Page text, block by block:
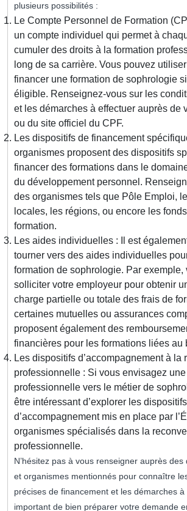
plusieurs possibilités :
Le Compte Personnel de Formation
un compte individuel qui permet à
cumuler des droits à la formation
long de sa carrière. Vous pouvez
financer une formation de sophrologie
éligible. Renseignez-vous sur les
et les démarches à effectuer auprès de
ou du site officiel du CPF.
Les dispositifs de financement
organismes proposent des dispositifs
financer des formations dans le
du développement personnel.
des organismes tels que Pôle Emploi,
locales, les régions, ou encore les
formation.
Les aides individuelles : Il est
tourner vers des aides individuelles
formation de sophrologie. Par exemple,
solliciter votre employeur pour obtenir
charge partielle ou totale des frais de
certaines mutuelles ou assurances
proposent également des
financières pour les formations liées au
Les dispositifs d’accompagnement à la
professionnelle : Si vous envisagez
professionnelle vers le métier de
être intéressant d’explorer les dispositifs
d’accompagnement mis en place par
organismes spécialisés dans la
professionnelle.
N’hésitez pas à vous renseigner auprès
et organismes mentionnés pour connaître
précises de financement et les démarches
important de bien préparer votre demande